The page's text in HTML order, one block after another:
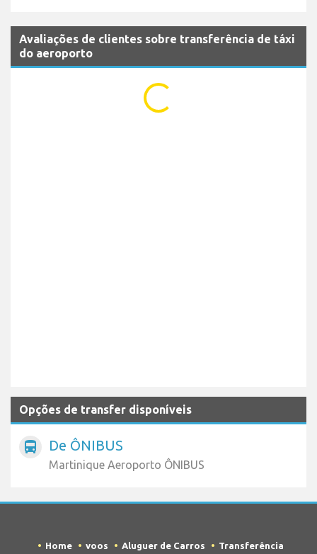
Avaliações de clientes sobre transferência de táxi
do aeroporto
Opções de transfer disponíveis
directions_bus De ÔNIBUS
Martinique Aeroporto ÔNIBUS
Home voos Aluguer de Carros
Transferência